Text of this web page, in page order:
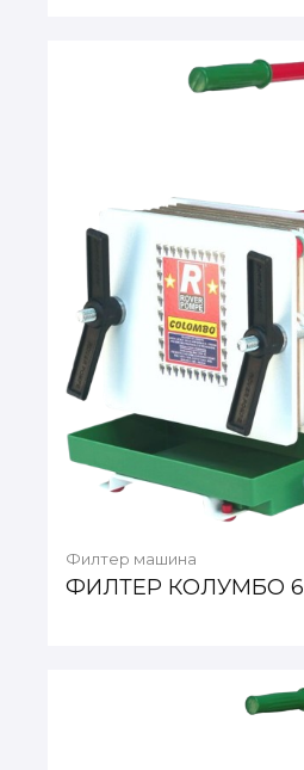
Филтер машина
ФИЛТЕР КОЛУМБО 6